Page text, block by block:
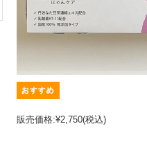
販売価格:¥2,750(税込)